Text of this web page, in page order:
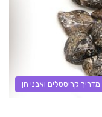
מדריך קריסטלים ואבני חן